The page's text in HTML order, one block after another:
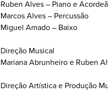
Ruben Alves – Piano e
Marcos Alves – Percussão
Miguel Amado – Baixo
Direção Musical
Mariana Abrunheiro e Ruben
Direção Artística e Produção